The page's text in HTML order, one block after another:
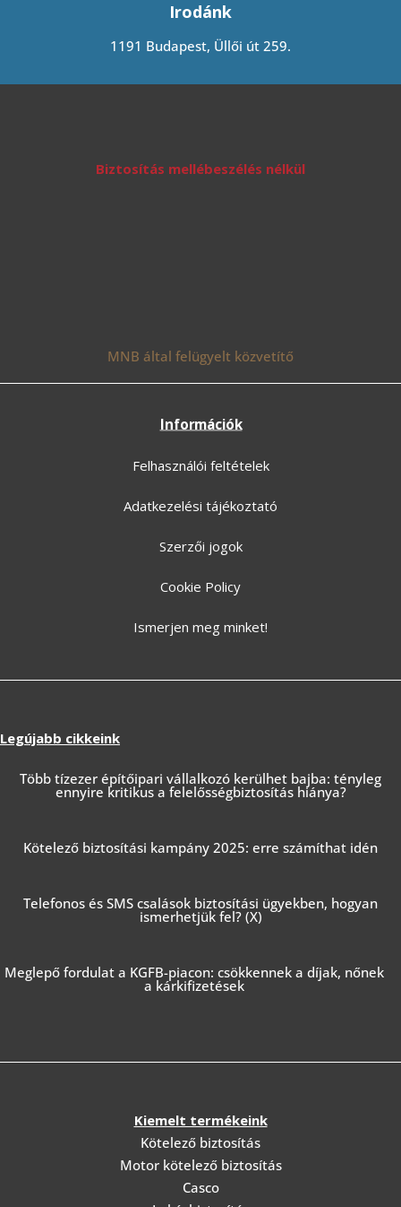
Irodánk
1191 Budapest, Üllői út 259.
Biztosítás mellébeszélés nélkül
MNB által felügyelt közvetítő
Információk
Felhasználói feltételek
Adatkezelési tájékoztató
Szerzői jogok
Cookie Policy
Ismerjen meg minket!
Legújabb cikkeink
Több tízezer építőipari vállalkozó kerülhet bajba: tényleg
ennyire kritikus a felelősségbiztosítás hiánya?
Kötelező biztosítási kampány 2025: erre számíthat idén
Telefonos és SMS csalások biztosítási ügyekben, hogyan
ismerhetjük fel? (X)
Meglepő fordulat a KGFB-piacon: csökkennek a díjak, nőnek
a kárkifizetések
Kiemelt termékeink
Kötelező biztosítás
Motor kötelező biztosítás
Casco